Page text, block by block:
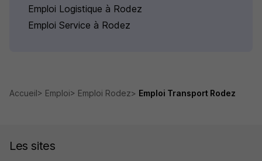
Emploi Logistique à Rodez
Emploi Service à Rodez
Accueil Emploi Emploi Rodez Emploi Transport Rodez
Les sites